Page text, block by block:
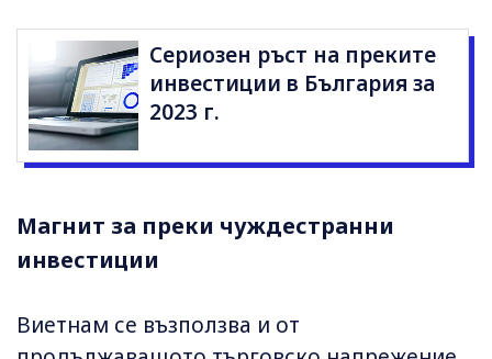
Сериозен ръст на преките
инвестиции в България за
2023 г.
Магнит за преки чуждестранни
инвестиции
Виетнам се възползва и от